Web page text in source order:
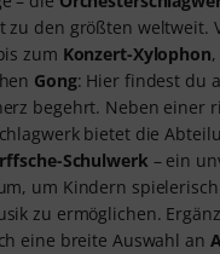
zu den größten weltweit.
zum Konzert-Xylophon
Gong: Hier findest du
begehrt. Neben einer
bietet die
Schulwerk – ein
um Kindern
zu ermöglichen.
eine breite Auswahl an